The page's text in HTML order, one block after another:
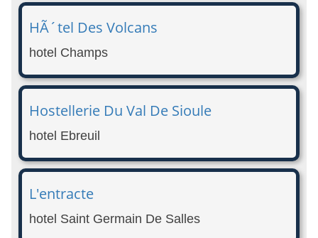
HÃ´tel Des Volcans
hotel Champs
Hostellerie Du Val De Sioule
hotel Ebreuil
L'entracte
hotel Saint Germain De Salles